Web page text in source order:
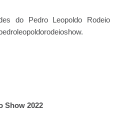
do Pedro Leopoldo Rodeio
Show 2022